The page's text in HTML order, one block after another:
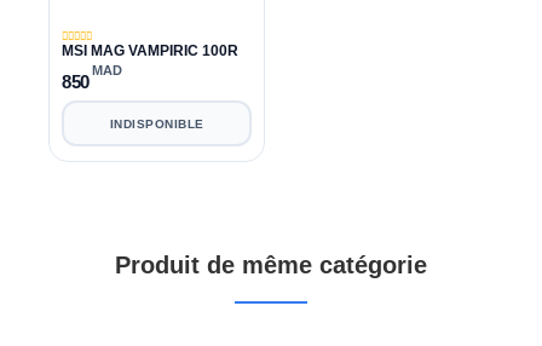
MSI MAG VAMPIRIC 100R
850
MAD
INDISPONIBLE
Produit de même catégorie